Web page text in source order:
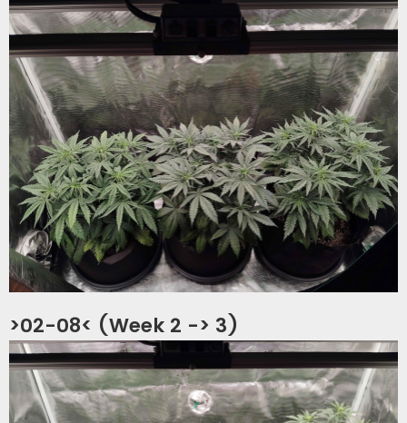
>02-08< (Week 2 -> 3)